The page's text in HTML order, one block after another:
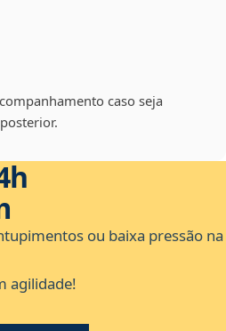
caso seja
ou baixa pressão na
agilidade!